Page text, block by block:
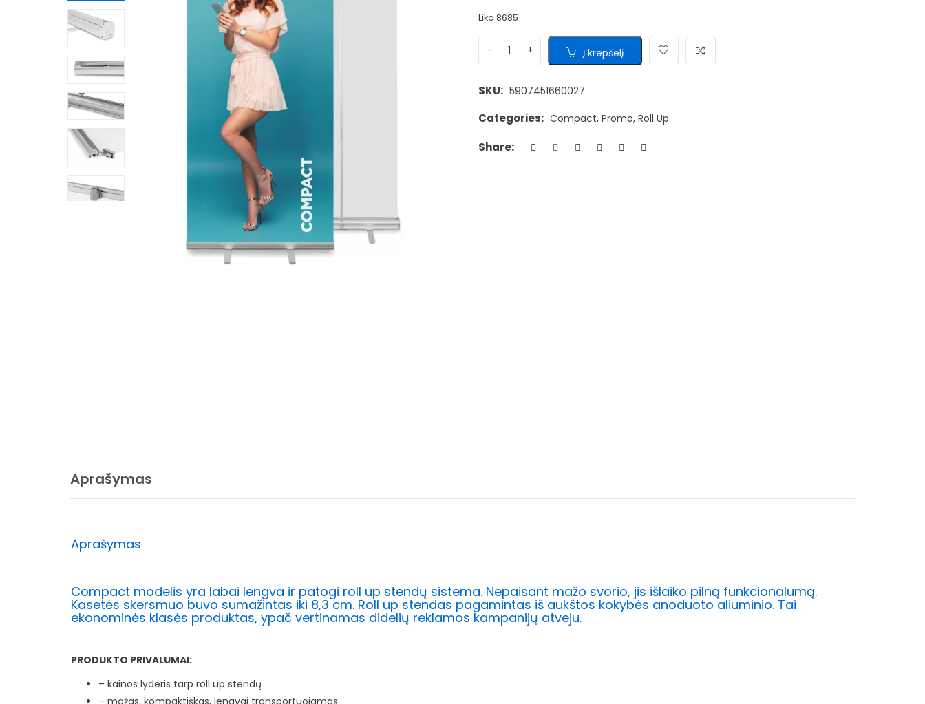
Liko 8685
Į krepšelį
SKU: 5907451660027
Categories: Compact, Promo, Roll Up
Share:
Aprašymas
Aprašymas
Compact modelis yra labai lengva ir patogi roll up stendų sistema. Nepaisant mažo svorio, jis išlaiko pilną funkcionalumą.
Kasetės skersmuo buvo sumažintas iki 8,3 cm. Roll up stendas pagamintas iš aukštos kokybės anoduoto aliuminio. Tai
ekonominės klasės produktas, ypač vertinamas didelių reklamos kampanijų atveju.
PRODUKTO PRIVALUMAI:
– kainos lyderis tarp roll up stendų
– mažas, kompaktiškas, lengvai transportuojamas